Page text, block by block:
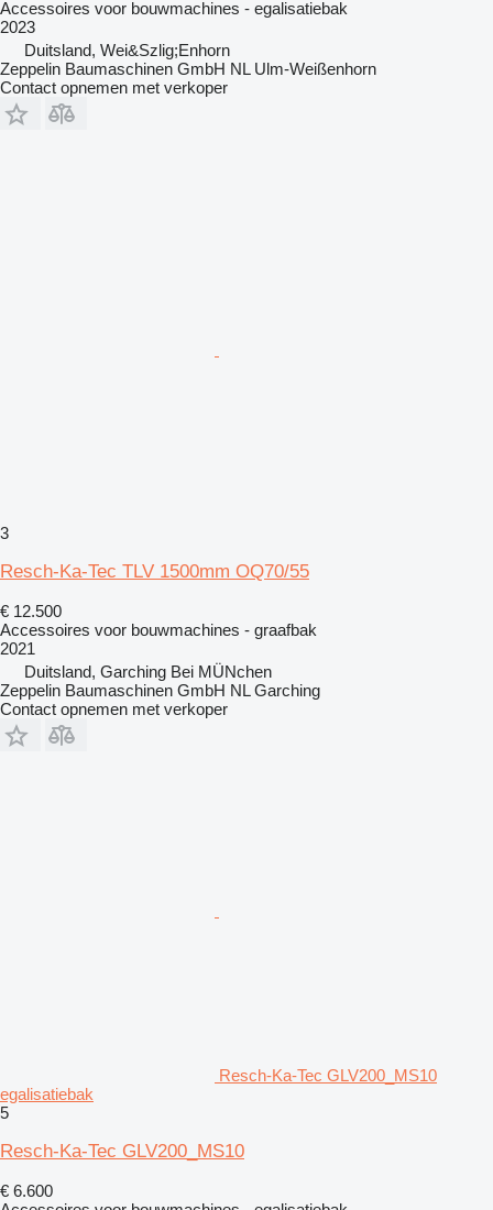
Accessoires voor bouwmachines - egalisatiebak
2023
Duitsland, Wei&Szlig;Enhorn
Zeppelin Baumaschinen GmbH NL Ulm-Weißenhorn
Contact opnemen met verkoper
3
Resch-Ka-Tec TLV 1500mm OQ70/55
€ 12.500
Accessoires voor bouwmachines - graafbak
2021
Duitsland, Garching Bei MÜNchen
Zeppelin Baumaschinen GmbH NL Garching
Contact opnemen met verkoper
Resch-Ka-Tec GLV200_MS10
egalisatiebak
5
Resch-Ka-Tec GLV200_MS10
€ 6.600